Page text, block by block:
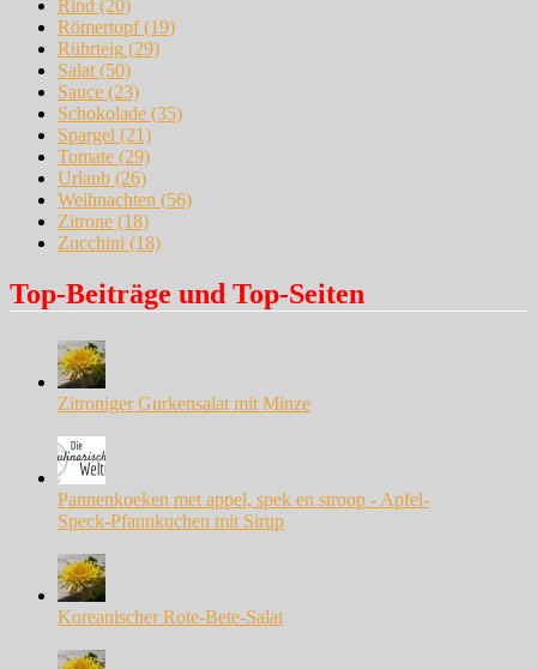
Rind (20)
Römertopf(19)
Rührteig (29)
Salat (50)
Sauce (23)
Schokolade (35)
Spargel (21)
Tomate (29)
Urlaub (26)
Weihnachten (56)
Zitrone (18)
Zucchini (18)
Top-Beiträge und Top-Seiten
Zitroniger Gurkensalat mit Minze
Pannenkoeken met appel, spek en stroop - Apfel-
Speck-Pfannkuchen mit Sirup
Koreanischer Rote-Bete-Salat